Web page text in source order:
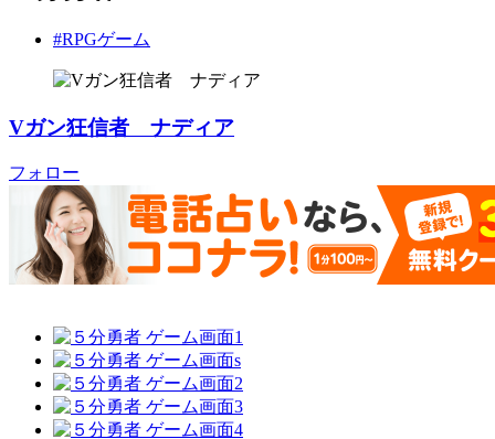
#RPGゲーム
Vガン狂信者 ナディア
フォロー